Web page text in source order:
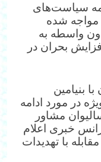
سیاست‌های
مواجه شده
واسطه به
بحران در
بنیامین
در مورد ادامه
مشاور
خبری اعلام
با تهدیدات